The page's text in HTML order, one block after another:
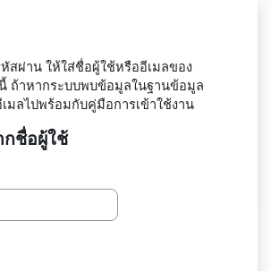
สผ่าน ให้ใส่ชื่อผู้ใช้หรืออีเมลของ
ถ้าหากระบบพบข้อมูลในฐานข้อมูล
มลไปพร้อมกับคู่มือการเข้าใช้งาน
ชื่อผู้ใช้
ชื่อผู้ใช้